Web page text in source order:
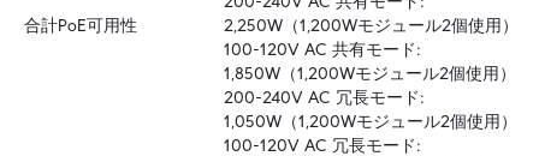
合計PoE可用性
2,250W（1,200Wモジュール2個使用）
100-120V AC 共有モード:
1,850W（1,200Wモジュール2個使用）
200-240V AC 冗長モード:
1,050W（1,200Wモジュール2個使用）
100-120V AC 冗長モード: